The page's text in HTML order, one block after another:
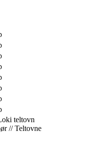
teltovn
// Teltovne